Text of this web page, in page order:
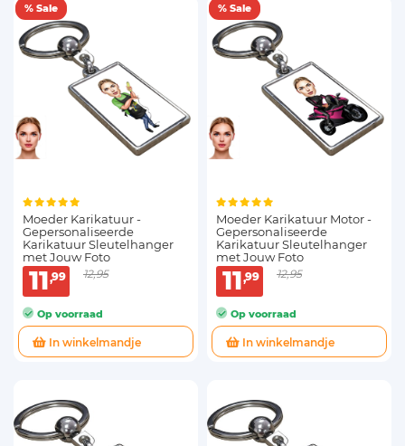
% Sale
Moeder Karikatuur -
Gepersonaliseerde
Karikatuur Sleutelhanger
met Jouw Foto
11 99 12,95
Op voorraad
In winkelmandje
% Sale
Moeder Karikatuur Motor -
Gepersonaliseerde
Karikatuur Sleutelhanger
met Jouw Foto
11 99 12,95
Op voorraad
In winkelmandje